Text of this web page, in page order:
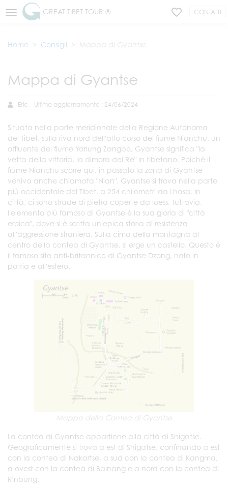
GREAT TIBET TOUR ® CONTATTI
Home Consigli Mappa di Gyantse
Mappa di Gyantse
Eric Ultimo aggiornamento : 24/06/2024
Situata nella parte meridionale della Regione Autonoma
del Tibet, sulla riva nord dell'alto corso del fiume Nianchu, un
affluente del fiume Yarlung Zangbo, Gyantse significa "la
vetta della vittoria, la dimora del Re" in tibetano. Poiché il
fiume Nianchu scorre qui, in passato la zona di Gyantse
veniva anche chiamata "Nian". Gyantse si trova nella parte
più occidentale del Tibet, a 254 chilometri da Lhasa. In
città, ci sono strade di pietra coperte da loess. Tuttavia,
l'elemento più famoso di Gyantse è la sua gloria di "città
eroica", dove si è scritta un'epica storia di resistenza
all'aggressione straniera. Sulla cima della montagna al
centro della contea di Gyantse, si erge un castello. Questo è
il famoso sito anti-britannico di Gyantse Dzong, noto in
patria e all'estero.
Mappa della Contea di Gyantse
La contea di Gyantse appartiene alla città di Shigatse.
Geograficamente si trova a est di Shigatse, confinando a est
con la contea di Nakartse, a sud con la contea di Kangma,
a ovest con la contea di Bainang e a nord con la contea di
Rinbung.